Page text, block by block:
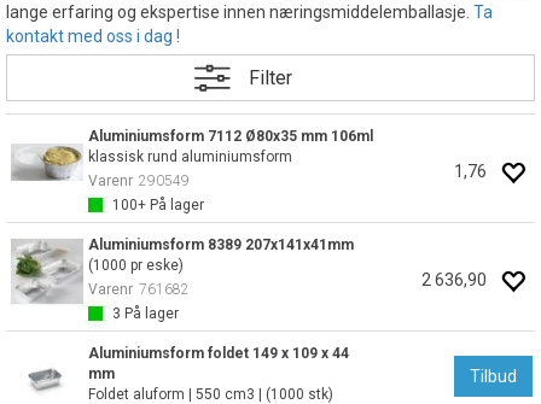
lange erfaring og ekspertise innen næringsmiddelemballasje. Ta
kontakt med oss i dag !
Filter
Aluminiumsform 7112 Ø80x35 mm 106ml
klassisk rund aluminiumsform
Varenr 290549
100+ På lager
1,76
Aluminiumsform 8389 207x141x41mm
(1000 pr eske)
Varenr 761682
3 På lager
2 636,90
Aluminiumsform foldet 149 x 109 x 44
mm
Foldet aluform | 550 cm3 | (1000 stk)
Tilbud